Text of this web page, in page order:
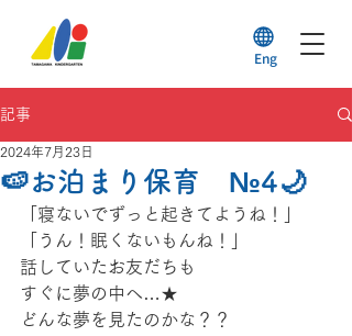
Eng
記事
🍉お泊まり保育 №4🌙
2024年7月23日
「寝ないでずっと起きてようね！」
「うん！眠くないもんね！」
話していたお友だちも
すぐに夢の中へ…★
どんな夢を見たのかな？？